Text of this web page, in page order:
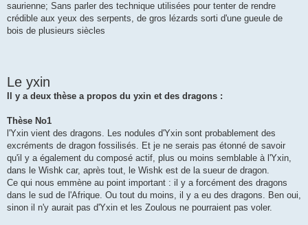
saurienne; Sans parler des technique utilisées pour tenter de rendre
crédible aux yeux des serpents, de gros lézards sorti d'une gueule de
bois de plusieurs siècles
Le yxin
Il y a deux thèse a propos du yxin et des dragons :
Thèse No1
l'Yxin vient des dragons. Les nodules d'Yxin sont probablement des
excréments de dragon fossilisés. Et je ne serais pas étonné de savoir
qu'il y a également du composé actif, plus ou moins semblable à l'Yxin,
dans le Wishk car, après tout, le Wishk est de la sueur de dragon.
Ce qui nous emmène au point important : il y a forcément des dragons
dans le sud de l'Afrique. Ou tout du moins, il y a eu des dragons. Ben oui,
sinon il n'y aurait pas d'Yxin et les Zoulous ne pourraient pas voler.